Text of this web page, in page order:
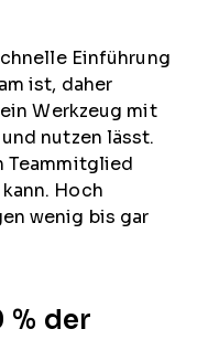
Einführung
ist, daher
Werkzeug mit
nutzen lässt.
Teammitglied
Hoch
wenig bis gar
% der